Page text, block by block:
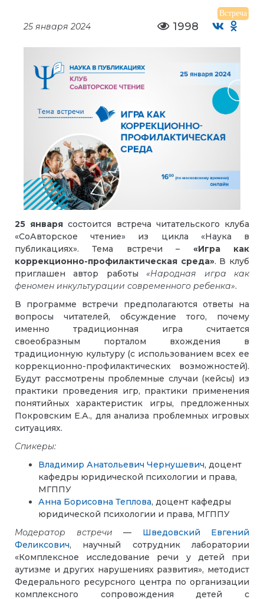
Встреча
25 января 2024 1998
25 января состоится встреча читательского клуба
«СоАвторское чтение» из цикла «Наука в
публикациях». Тема встречи – «Игра как
коррекционно-профилактическая среда». В клуб
приглашен автор работы«Народная игра как
феномен инкультурации современного ребенка».
В программе встречи предполагаются ответы на
вопросы читателей, обсуждение того, почему
именно традиционная игра считается
своеобразным порталом вхождения в
традиционную культуру (с использованием всех ее
коррекционно-профилактических возможностей).
Будут рассмотрены проблемные случаи (кейсы) из
практики проведения игр, практики применения
понятийных характеристик игры, предложенных
Покровским Е.А., для анализа проблемных игровых
ситуациях.
Спикеры:
Владимир Анатольевич Чернушевич, доцент
кафедры юридической психологии и права,
МГППУ
Анна Борисовна Теплова, доцент кафедры
юридической психологии и права, МГППУ
Модератор встречи — Шведовский Евгений
Феликсович, научный сотрудник лаборатории
«Комплексное исследование речи у детей при
аутизме и других нарушениях развития», методист
Федерального ресурсного центра по организации
комплексного сопровождения детей с